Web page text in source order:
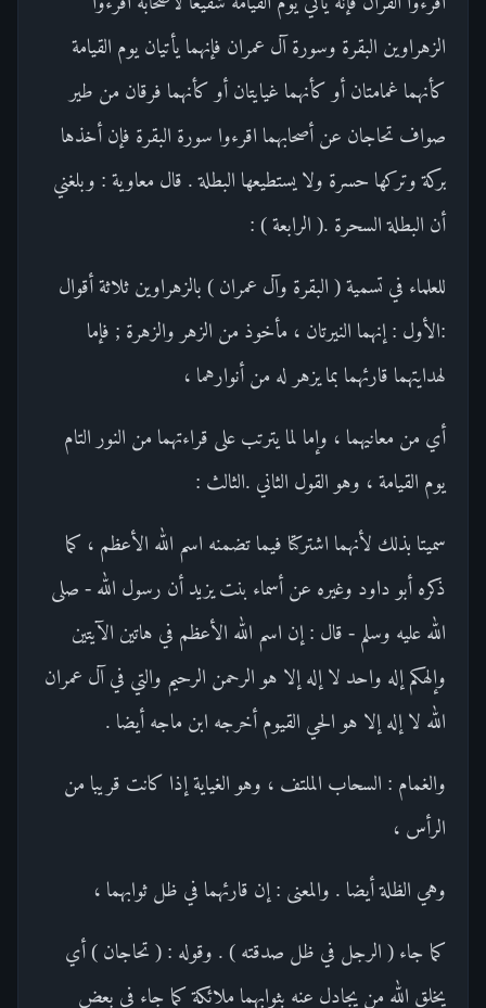
الزهراوين البقرة وسورة آل عمران فإنهما يأتيان يوم القيامة
كأنهما غمامتان أو كأنهما غيايتان أو كأنهما فرقان من طير
صواف تحاجان عن أصحابهما اقرءوا سورة البقرة فإن أخذها
بركة وتركها حسرة ولا يستطيعها البطلة . قال معاوية : وبلغني
أن البطلة السحرة .( الرابعة ) :
للعلماء في تسمية ( البقرة وآل عمران ) بالزهراوين ثلاثة أقوال
:الأول : إنهما النيرتان ، مأخوذ من الزهر والزهرة ; فإما
لهدايتهما قارئهما بما يزهر له من أنوارهما ،
أي من معانيهما ، وإما لما يترتب على قراءتهما من النور التام
يوم القيامة ، وهو القول الثاني .الثالث :
سميتا بذلك لأنهما اشتركتا فيما تضمنه اسم الله الأعظم ، كما
ذكره أبو داود وغيره عن أسماء بنت يزيد أن رسول الله - صلى
الله عليه وسلم - قال : إن اسم الله الأعظم في هاتين الآيتين
وإلهكم إله واحد لا إله إلا هو الرحمن الرحيم والتي في آل عمران
الله لا إله إلا هو الحي القيوم أخرجه ابن ماجه أيضا .
والغمام : السحاب الملتف ، وهو الغياية إذا كانت قريبا من
الرأس ،
وهي الظلة أيضا . والمعنى : إن قارئهما في ظل ثوابهما ،
كما جاء ( الرجل في ظل صدقته ) . وقوله : ( تحاجان ) أي
يخلق الله من يجادل عنه بثوابهما ملائكة كما جاء في بعض